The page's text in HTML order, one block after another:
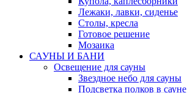
Лежаки, лавки, сиденье
Столы, кресла
Готовое решение
Мозаика
САУНЫ И БАНИ
Освещение для сауны
Звездное небо для сауны
Подсветка полков в сауне